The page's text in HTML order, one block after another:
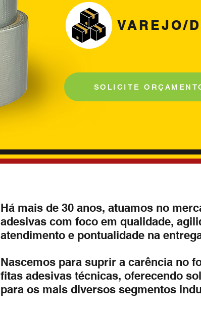
SOLICITE
VAREJO/
Há mais de 30 anos, atuamos no
adesivas com foco em qualidade,
atendimento e pontualidade na
Nascemos para suprir a carência no
fitas adesivas técnicas, oferecendo
para os mais diversos segmentos